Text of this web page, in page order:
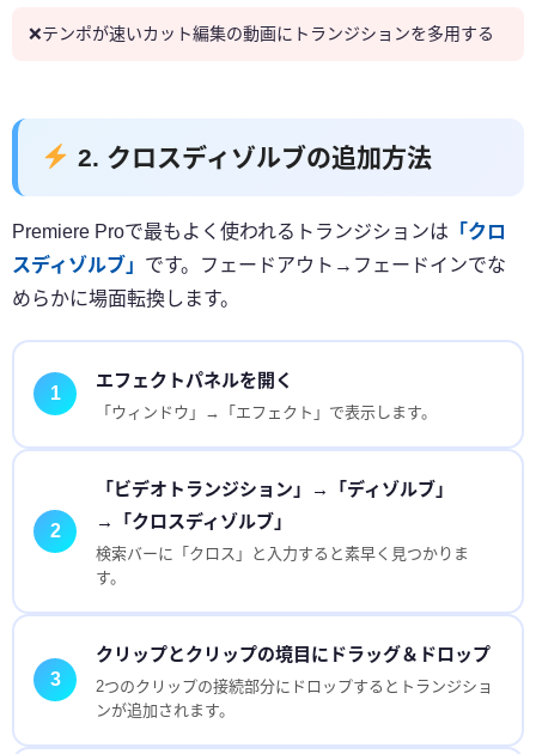
テンポが速いカット編集の動画にトランジションを多用する
2. クロスディゾルブの追加方法
Premiere Proで最もよく使われるトランジションは 「クロ
スディゾルブ」 です。フェードアウト→フェードインでな
めらかに場面転換します。
1
エフェクトパネルを開く
「ウィンドウ」→「エフェクト」で表示します。
2
「ビデオトランジション」→「ディゾルブ」
→「クロスディゾルブ」
検索バーに「クロス」と入力すると素早く見つかりま
す。
3
クリップとクリップの境目にドラッグ＆ドロップ
2つのクリップの接続部分にドロップするとトランジショ
ンが追加されます。